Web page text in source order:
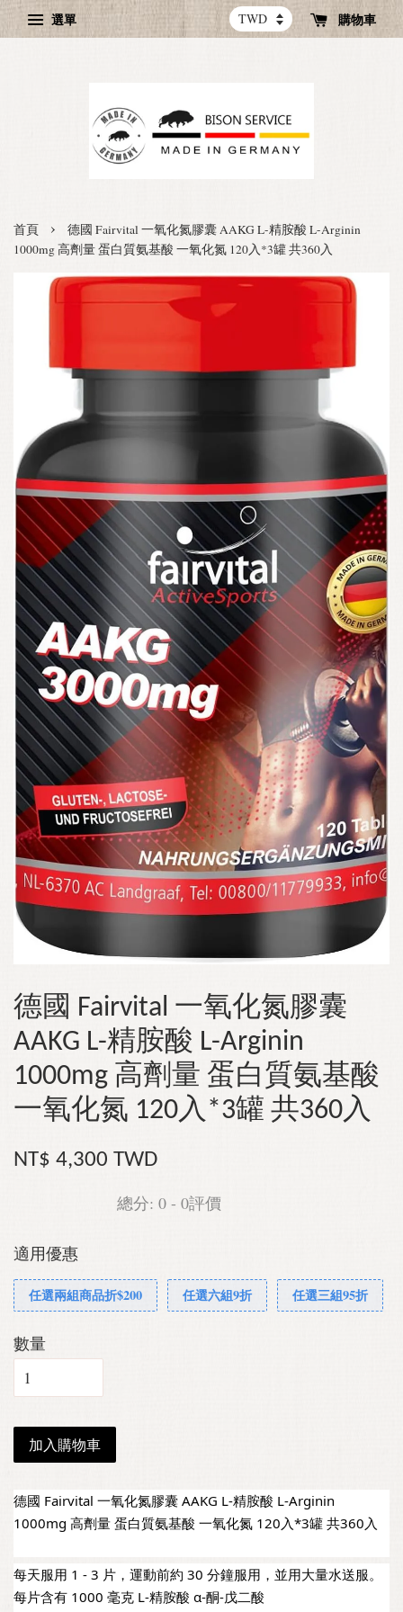
選單 購物車
首頁 ›
德國 Fairvital 一氧化氮膠囊 AAKG L-精胺酸 L-Arginin
1000mg 高劑量 蛋白質氨基酸 一氧化氮 120入*3罐 共360入
德國 Fairvital 一氧化氮膠囊
AAKG L-精胺酸 L-Arginin
1000mg 高劑量 蛋白質氨基酸
一氧化氮 120入*3罐 共360入
NT$ 4,300 TWD
總分: 0 - 0評價
適用優惠
任選兩組商品折$200 任選六組9折 任選三組95折
數量
加入購物車
德國 Fairvital 一氧化氮膠囊 AAKG L-精胺酸 L-Arginin
1000mg 高劑量 蛋白質氨基酸 一氧化氮 120入*3罐 共360入
每天服用 1 - 3 片，運動前約 30 分鐘服用，並用大量水送服。
每片含有 1000 毫克 L-精胺酸 α-酮-戊二酸